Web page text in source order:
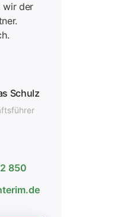
wir der
Schulz
850